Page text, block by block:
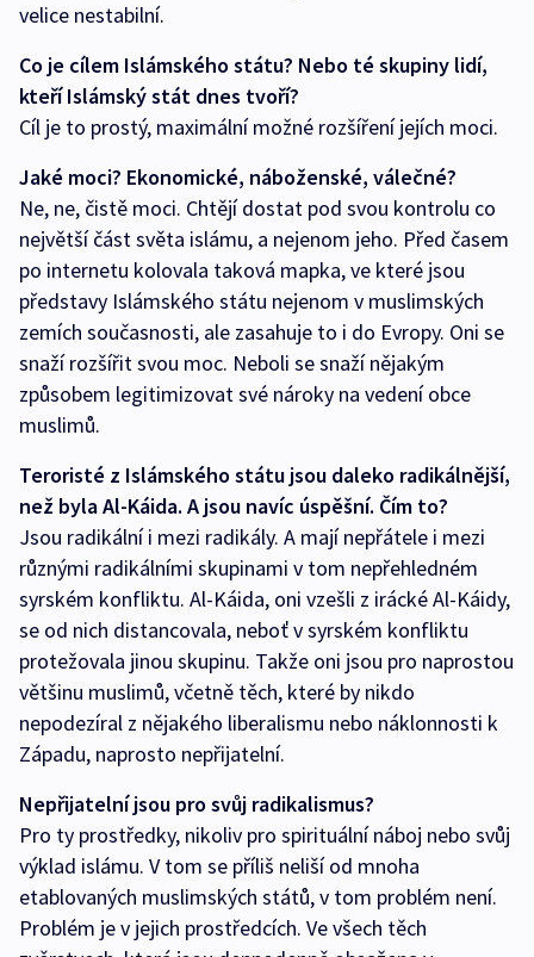
velice nestabilní.
Co je cílem Islámského státu? Nebo té skupiny lidí,
kteří Islámský stát dnes tvoří?
Cíl je to prostý, maximální možné rozšíření jejích moci.
Jaké moci? Ekonomické, náboženské, válečné?
Ne, ne, čistě moci. Chtějí dostat pod svou kontrolu co
největší část světa islámu, a nejenom jeho. Před časem
po internetu kolovala taková mapka, ve které jsou
představy Islámského státu nejenom v muslimských
zemích současnosti, ale zasahuje to i do Evropy. Oni se
snaží rozšířit svou moc. Neboli se snaží nějakým
způsobem legitimizovat své nároky na vedení obce
muslimů.
Teroristé z Islámského státu jsou daleko radikálnější,
než byla Al-Káida. A jsou navíc úspěšní. Čím to?
Jsou radikální i mezi radikály. A mají nepřátele i mezi
různými radikálními skupinami v tom nepřehledném
syrském konfliktu. Al-Káida, oni vzešli z irácké Al-Káidy,
se od nich distancovala, neboť v syrském konfliktu
protežovala jinou skupinu. Takže oni jsou pro naprostou
většinu muslimů, včetně těch, které by nikdo
nepodezíral z nějakého liberalismu nebo náklonnosti k
Západu, naprosto nepřijatelní.
Nepřijatelní jsou pro svůj radikalismus?
Pro ty prostředky, nikoliv pro spirituální náboj nebo svůj
výklad islámu. V tom se příliš neliší od mnoha
etablovaných muslimských států, v tom problém není.
Problém je v jejich prostředcích. Ve všech těch